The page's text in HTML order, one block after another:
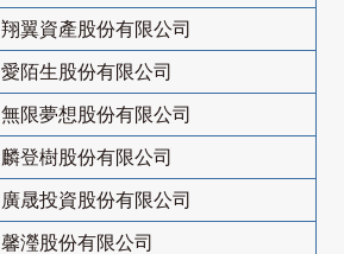
翔翼資產股份有限公司
愛陌生股份有限公司
無限夢想股份有限公司
麟登樹股份有限公司
廣晟投資股份有限公司
馨瀅股份有限公司